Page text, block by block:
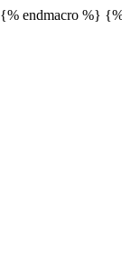
{% endmacro %}